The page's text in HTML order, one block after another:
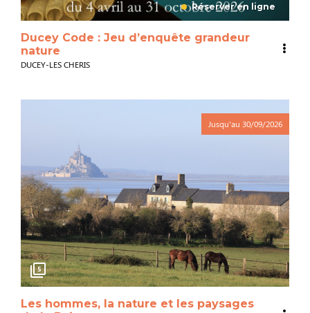
Réserver en ligne
Ducey Code : Jeu d’enquête grandeur
nature
DUCEY-LES CHERIS
Jusqu'au 30/09/2026
5
Les hommes, la nature et les paysages